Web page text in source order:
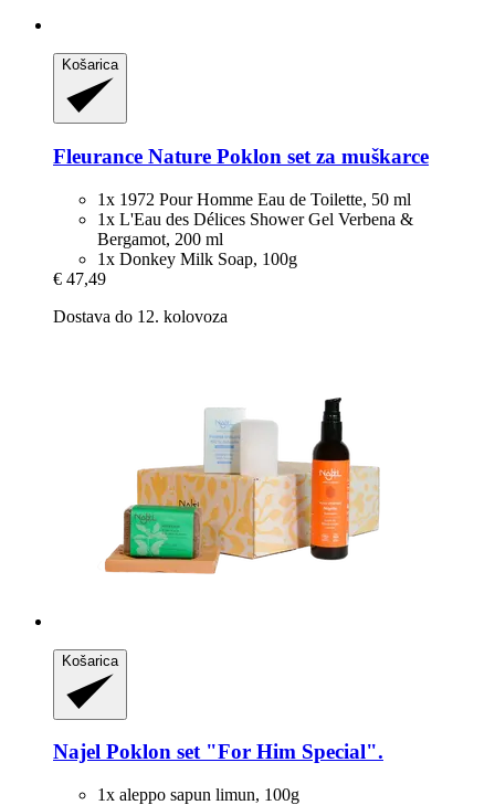
Košarica
Fleurance Nature Poklon set za muškarce
1x 1972 Pour Homme Eau de Toilette, 50 ml
1x L'Eau des Délices Shower Gel Verbena &
Bergamot, 200 ml
1x Donkey Milk Soap, 100g
€ 47,49
Dostava do 12. kolovoza
Košarica
Najel Poklon set "For Him Special".
1x aleppo sapun limun, 100g